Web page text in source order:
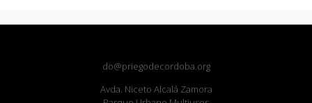
do@priegodecordoba.org
Avda. Niceto Alcalá Zamora